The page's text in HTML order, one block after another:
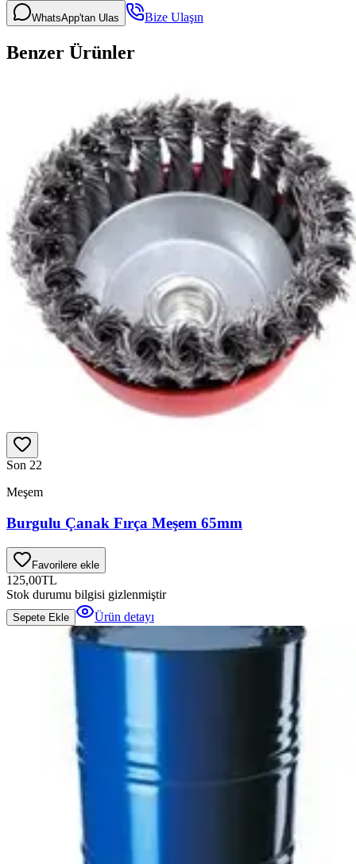
WhatsApp'tan Ulas Bize Ulaşın
Benzer Ürünler
Son 22
Meşem
Burgulu Çanak Fırça Meşem 65mm
Favorilere ekle
125,00TL
Stok durumu bilgisi gizlenmiştir
Sepete Ekle Ürün detayı